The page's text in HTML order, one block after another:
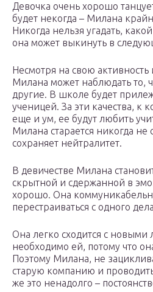
Девочка очень хорошо
будет некогда – Милана
Никогда нельзя угадать,
она может выкинуть в
Несмотря на свою
Милана может наблюдать то,
другие. В школе будет
ученицей. За эти качества, к
еще и ум, ее будут любить
Милана старается никогда не
сохраняет нейтралитет.
В девичестве Милана
скрытной и сдержанной в
хорошо. Она
перестраиваться с одного
Она легко сходится с новыми
необходимо ей, потому что
Поэтому Милана, не
старую компанию и
же это ненадолго –